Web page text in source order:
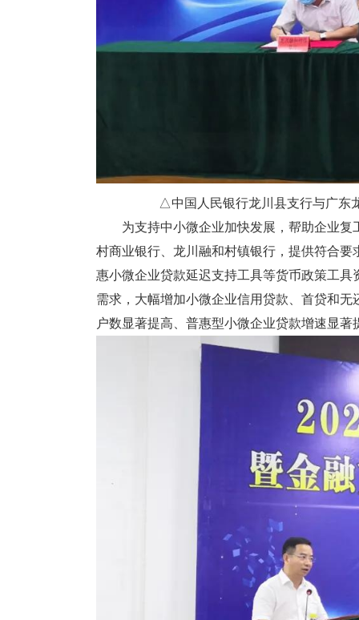
△中国人民银行龙川县支行与广东
为支持中小微企业加快发展，帮助企业复
村商业银行、龙川融和村镇银行，提供符合要
惠小微企业贷款延迟支持工具等货币政策工
需求，大幅增加小微企业信用贷款、首贷和
户数显著提高、普惠型小微企业贷款增速显著